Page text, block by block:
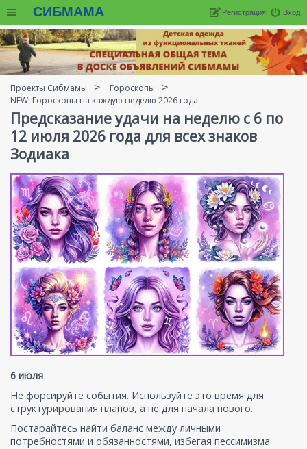
СИБМАМА Вход
Регистрация
Проекты Сибмамы
Гороскопы
NEW! Гороскопы на каждую неделю 2026 года
Предсказание удачи на неделю с 6 по
12 июля 2026 года для всех знаков
Зодиака
6 июля
Не форсируйте события. Используйте это время для
структурирования планов, а не для начала нового.
Постарайтесь найти баланс между личными
потребностями и обязанностями, избегая пессимизма.